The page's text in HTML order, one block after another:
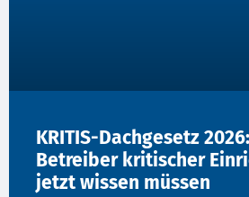
KRITIS-Dachgesetz
Betreiber kritischer
jetzt wissen müssen